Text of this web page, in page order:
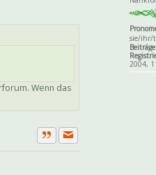
sie/ihr/
2004,
Wenn das
ZitatPrivate Nachricht